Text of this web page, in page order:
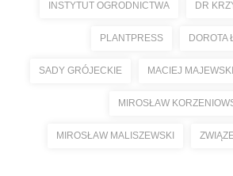
INSTYTUT OGRODNICTWA DR
PLANTPRESS DOROTA
SADY GRÓJECKIE MACIEJ MAJEWSKI
MIROSŁAW
MIROSŁAW MALISZEWSKI